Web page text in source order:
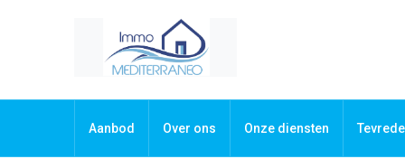
Aanbod Over ons Onze diensten